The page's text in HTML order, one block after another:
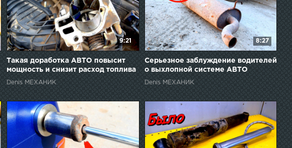
9:21
Такая доработка АВТО повысит
мощность и снизит расход топлива
ЧАСТЬ 2!!??
Denis МЕХАНИК
8:27
Серьезное заблуждение водителей
о выхлопной системе АВТО
Denis МЕХАНИК